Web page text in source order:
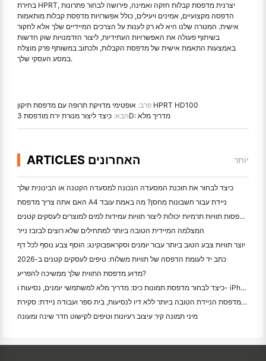
בחירת HPRT, יצרנית מדפסת קבלות חזקה ואמינה, פירושה לבחור פתרונות
הדפסה מקצועיים, אמינים ויעילים, כולל אפשרויות מדפסת קבלות מותאמות
אישית. המטרה שלנו היא לא רק לענות על הצרכים המיידיים שלך אלא לחקור
בשיתוף פעולה את האפשרויות העתידיות, ליצור הזדמנויות שוק חדשות
באמצעות התאמת אישית של מדפסת הקבלות, ולכתוב במשותף פרק מוצלח
במסע העסקי שלך.
פרב: אופטימי מדויקת תרופה עם מדפסת תיקון HPRT HD100
הבא:
כיצד ליצור מנורת ירח מודפסת 3D: מדריך מלא
ARTICLES האחרונים יותר
כיצד לבחור את תוכנת המסעדה הנכונה למסעדה הקטנה או הבינונית שלך
האם אתה צריך מדפסת A4 ניידת עבור חשבונות מחסן? מה באמת עובד
האם מדפסות תוויות תרמיות יכולות ליצור תוויות עמידות למים למוצרים לעסקים קטנים?
המצלמה המיידית הטובה ביותר למתחילים שלא רוצים לבזבז נייר
יוצר תוויות צבע הטוב ביותר עבור יומנים וסקראפבוקינג: הוסף צבע נוסף לכל דף
כתב יד לעומת הדפסה של תוויות משלוח: טיפים לעסקים קטנים ב-2026
מדוע מדפסת התווית שלך ממשיכה להפריע?
כיצד לבחור מדפסת תמונות כיס: מדריך מלא למשתמשי יומנים, נסיעות ו- iPhone
המדפסת הניידת הטובה ביותר ללא דיו לנסיעות, בית ספר ועבודה ניידת: סקירת Hanin MT620 Pro
מיני תמונה קיר עיצוב רעיונות וטיפים לקישוט חדר שינה ומעונה